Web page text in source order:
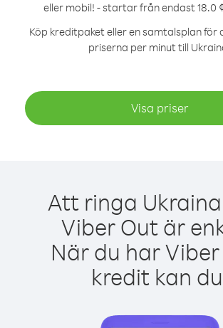
eller mobil! - startar från endast 18.0
Köp kreditpaket eller en samtalsplan för
priserna per minut till
Visa priser
Att ringa
Viber Out är
När du har
kredit kan